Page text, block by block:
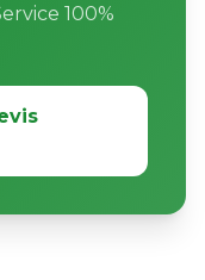
100%